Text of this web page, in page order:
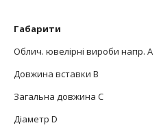
Габарити
Облич. ювелірні вироби напр. А
Довжина вставки В
Загальна довжина С
Діаметр D